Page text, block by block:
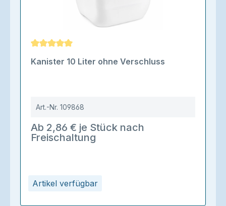
Artikel verfügbar
Durchschnittliche Bewertung von 5 von 5 Sternen
Kanister 10 Liter ohne Verschluss
Art.-Nr. 109868
Ab 2,86 € je Stück nach
Freischaltung